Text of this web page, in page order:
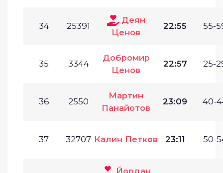
34 25391
Деян
Ценов
22:55 55-
35 3344
Добромир
Ценов
22:57 25-
36 2550
Мартин
Панайотов
23:09 40-
37 32707 Калин Петков 23:11 50-
Йордан